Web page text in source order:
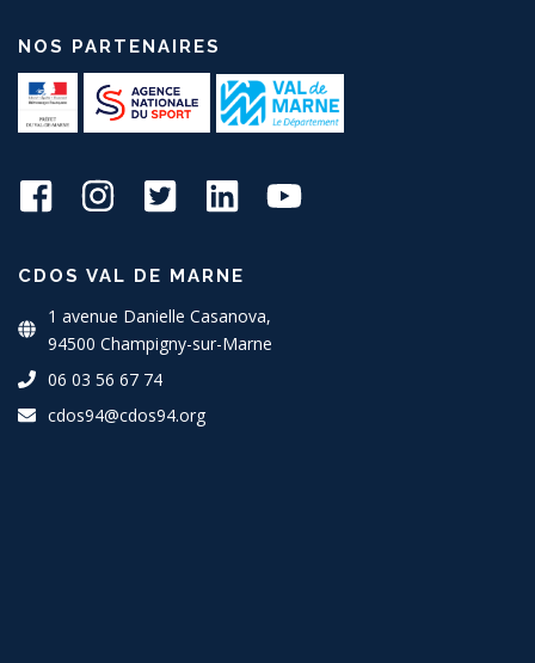
NOS PARTENAIRES
CDOS VAL DE MARNE
1 avenue Danielle Casanova,
94500 Champigny-sur-Marne
06 03 56 67 74
cdos94@cdos94.org